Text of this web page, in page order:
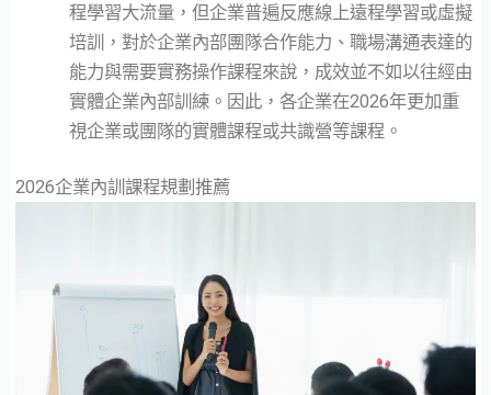
程學習大流量，但企業普遍反應線上遠程學習或虛擬
培訓，對於企業內部團隊合作能力、職場溝通表達的
能力與需要實務操作課程來說，成效並不如以往經由
實體企業內部訓練。因此，各企業在2026年更加重
視企業或團隊的實體課程或共識營等課程。
2026企業內訓課程規劃推薦